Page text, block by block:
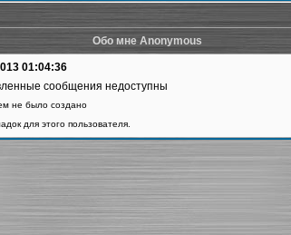
Обо мне Anonymous
01:04:36
сообщения недоступны
не было создано
для этого пользователя.